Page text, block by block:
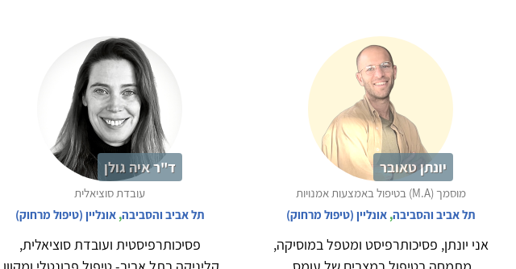
יונתן טאובר
מוסמך (M.A) בטיפול באמצעות אמנויות
תל אביב והסביבה,אונליין (טיפול מרחוק)
אני יונתן, פסיכותרפיסט ומטפל במוסיקה,
ד"ר איה גולן
עובדת סוציאלית
תל אביב והסביבה,אונליין (טיפול מרחוק)
פסיכותרפיסטית ועובדת סוציאלית,